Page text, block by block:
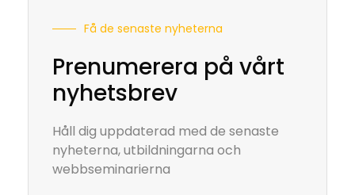
Få de senaste nyheterna
Prenumerera på vårt
nyhetsbrev
Håll dig uppdaterad med de senaste
nyheterna, utbildningarna och
webbseminarierna